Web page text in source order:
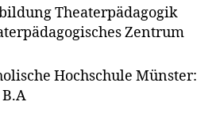
Theaterpädagogik
Zentrum
Hochschule Münster: